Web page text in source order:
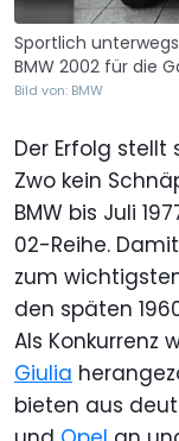
Sportlich
BMW 2002 für die
Bild von: BMW
Der Erfolg stellt
Zwo kein
BMW bis Juli
02-Reihe.
zum
den späten
Als Konkurrenz
Giulia
bieten aus